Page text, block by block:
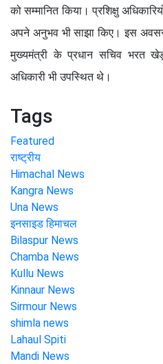
को सम्मानित किया। प्रशिक्षु
अपने अनुभव भी साझा किए। इस
मुख्यमंत्री के प्रधान सचिव भरत
अधिकारी भी उपस्थित थे।
Tags
Featured
राष्ट्रीय
Himachal News
Kangra News
Una News
इनसाइड हिमाचल
Bilaspur News
Chamba News
Kullu News
Kinnaur News
Sirmour News
shimla news
Lahaul Spiti
Mandi News